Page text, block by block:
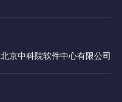
北京中科院软件中心有限公司